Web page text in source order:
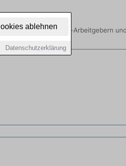
ablehnen
Datenschutzerklärung
Optionen von Top-Arbeitgebern